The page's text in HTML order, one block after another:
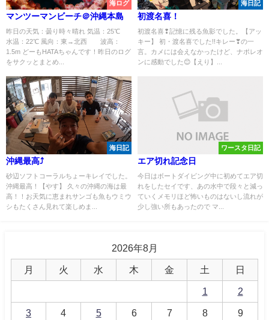
海ログ
マンツーマンビーチ＠沖縄本島
昨日の天気：曇り時々晴れ 気温：25℃
水温：22℃ 風向：東→北西 波高：
1.5m どーもHATAちゃんです！昨日のログ
をサクッとまとめ...
海日記
初渡名喜！
初渡名喜❢記憶に残る魚影でした。【アッ
キー】 初・渡名喜でした!!キレー❣の一
言。カメには会えなかったけど、ナポレオ
ンに感動でした😊【えり】...
海日記
沖縄最高⤴
砂辺ソフトコーラルちょーキレイでした。
沖縄最高！【やす】 久々の沖縄の海は最
高！！お天気に恵まれサンゴも魚もウミウ
シもたくさん見れて楽しめま...
ワースタ日記
エア切れ記念日
今日はボートダイビング中に初めてエア切
れをしたセイです、あの水中で段々と減っ
ていくメモリほど怖いものはないし流れが
少し強い所もあったので マ...
2026年8月
月 火 水 木 金 土 日
1 2
3 4 5 6 7 8 9